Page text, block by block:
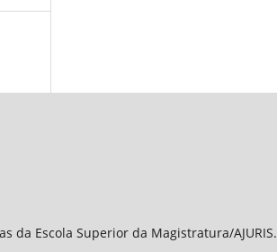
da Escola Superior da Magistratura/AJURIS.